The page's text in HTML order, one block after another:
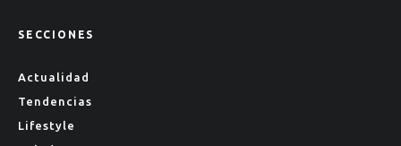
SECCIONES
Actualidad
Tendencias
Lifestyle